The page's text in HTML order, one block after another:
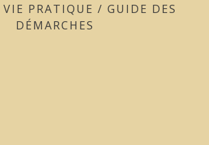
VIE PRATIQUE / GUIDE DES
DÉMARCHES